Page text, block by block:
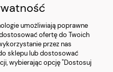
umożliwiają poprawne
ofertę do Twoich
przez nas
sklepu lub dostosować
wybierając opcję "Dostosuj